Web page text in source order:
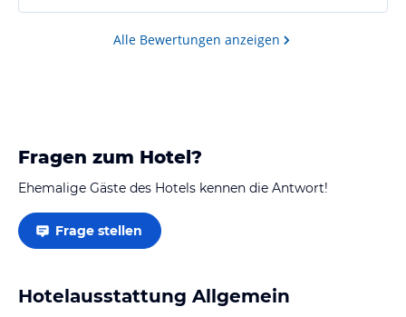
hinzugebuchten HP-Menue.
Schöne Zimmer mit viel Naturmaterialien und
Alle Bewertungen anzeigen
Fragen zum Hotel?
Ehemalige Gäste des Hotels kennen die Antwort!
Frage stellen
Hotelausstattung Allgemein